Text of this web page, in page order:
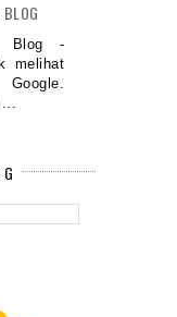
Blog -
melihat